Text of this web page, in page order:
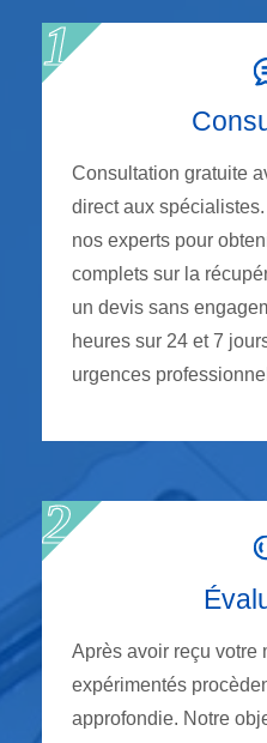
Consultation gratuite
direct aux
nos experts pour
complets sur la
un devis sans
heures sur 24 et 7
urgences
Après avoir reçu votre
expérimentés
approfondie. Notre